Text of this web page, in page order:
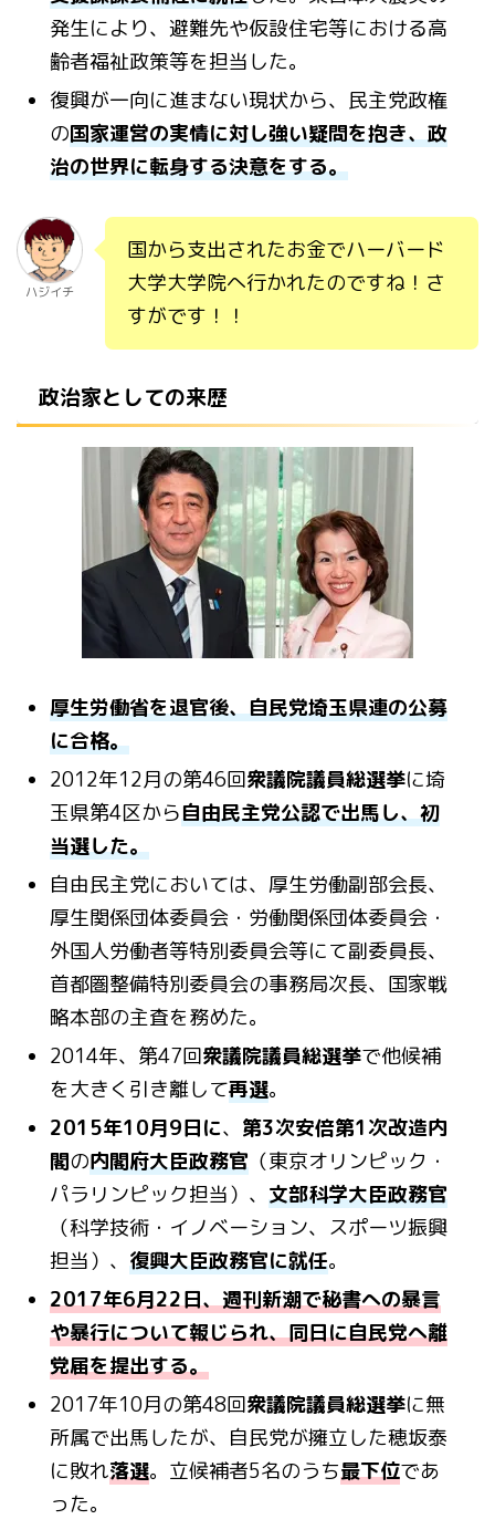
発生により、避難先や仮設住宅等における高
齢者福祉政策等を担当した。
復興が一向に進まない現状から、民主党政権
の国家運営の実情に対し強い疑問を抱き、政
治の世界に転身する決意をする。
ハジイチ
国から支出されたお金でハーバード
大学大学院へ行かれたのですね！さ
すがです！！
政治家としての来歴
厚生労働省を退官後、自民党埼玉県連の公募
に合格。
2012年12月の第46回衆議院議員総選挙に埼
玉県第4区から自由民主党公認で出馬し、初
当選した。
自由民主党においては、厚生労働副部会長、
厚生関係団体委員会・労働関係団体委員会・
外国人労働者等特別委員会等にて副委員長、
首都圏整備特別委員会の事務局次長、国家戦
略本部の主査を務めた。
2014年、第47回衆議院議員総選挙で他候補
を大きく引き離して再選。
2015年10月9日に、 第3次安倍第1次改造内
閣の内閣府大臣政務官 （東京オリンピック・
パラリンピック担当）、 文部科学大臣政務官
（科学技術・イノベーション、スポーツ振興
担当）、 復興大臣政務官に就任。
2017年6月22日、週刊新潮で秘書への暴言
や暴行について報じられ、同日に自民党へ離
党届を提出する。
2017年10月の第48回衆議院議員総選挙に無
所属で出馬したが、自民党が擁立した穂坂泰
に敗れ落選。立候補者5名のうち最下位であ
った。